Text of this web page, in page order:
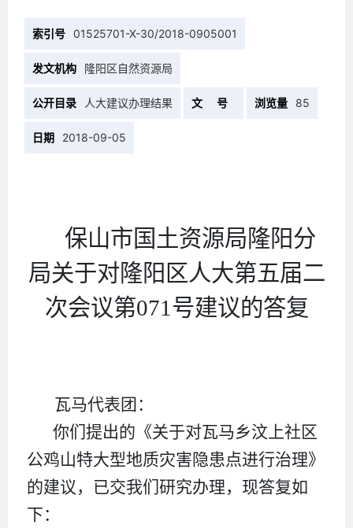
索引号 01525701-X-30/2018-0905001
发文机构 隆阳区自然资源局
公开目录 人大建议办理结果 文 号 浏览量 85
日期 2018-09-05
保山市国土资源局隆阳分
局关于对隆阳区人大第五届二
次会议第071号建议的答复
瓦马代表团：
你们提出的《关于对瓦马乡汶上社区
公鸡山特大型地质灾害隐患点进行治理》
的建议，已交我们研究办理，现答复如
下：